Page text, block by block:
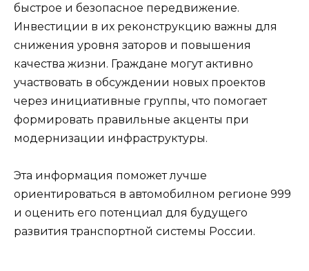
быстрое и безопасное передвижение.
Инвестиции в их реконструкцию важны для
снижения уровня заторов и повышения
качества жизни. Граждане могут активно
участвовать в обсуждении новых проектов
через инициативные группы, что помогает
формировать правильные акценты при
модернизации инфраструктуры.
Эта информация поможет лучше
ориентироваться в автомобилном регионе 999
и оценить его потенциал для будущего
развития транспортной системы России.